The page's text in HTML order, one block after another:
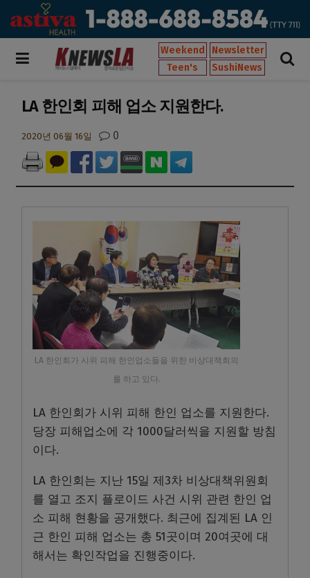
Weekend
Newsletter
Teen's
SushiNews
LA 한인회 피해 업소 지원한다.
2020년 06월 16일 0
LA 한인회가 시위 피해 한인업소들을 위한 비상대책회의
를 하고 있다.
LA 한인회가 시위 피해 한인 업소를 지원한다.
당장 피해업소에 각 1000달러씩을 지원할 방침
이다.
LA 한인회는 지난 15일 제3차 비상대책위원회
를 열고 조지 플로이드 사건 시위 관련 한인 업
소 피해 현황을 공개했다. 최근에 집계된 LA 인
근 한인 피해 업소는 총 51곳이며 20여곳에 대
해서는 확인작업을 진행중이다.